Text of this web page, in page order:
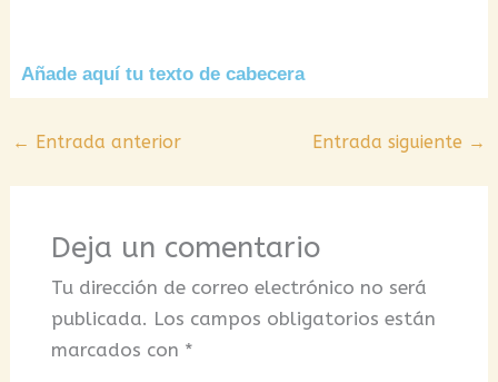
Añade aquí tu texto de cabecera
← Entrada anterior Entrada siguiente →
Deja un comentario
Tu dirección de correo electrónico no será
publicada. Los campos obligatorios están
marcados con *